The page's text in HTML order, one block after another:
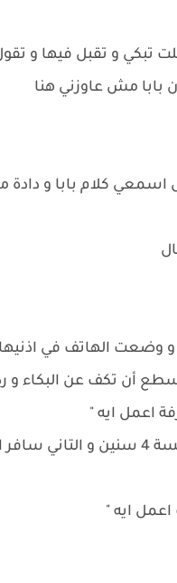
تبكي و تقبل فيها و
بابا مش عاوزني هنا
كلام بابا و دادة
وضعت الهاتف في
أن تكف عن البكاء
اعمل ايه "
" تعالي ..... بيتي هناك متخفيش اخويا
ايه "